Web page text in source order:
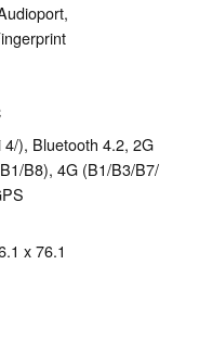
), Bluetooth 4.2, 2G
​B8), 4G (B1/​B3/​B7/​
x 76.1